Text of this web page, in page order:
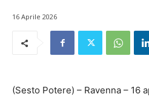
16 Aprile 2026
(Sesto Potere) – Ravenna – 16